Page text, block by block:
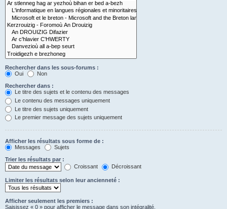
Rechercher dans les sous-forums :
Oui
Non
Rechercher dans :
Le titre des sujets et le contenu des messages
Le contenu des messages uniquement
Le titre des sujets uniquement
Le premier message des sujets uniquement
Afficher les résultats sous forme de :
Messages
Sujets
Trier les résultats par :
Croissant
Décroissant
Limiter les résultats selon leur ancienneté :
Afficher seulement les premiers :
Saisissez « 0 » pour afficher le message dans son intégralité.